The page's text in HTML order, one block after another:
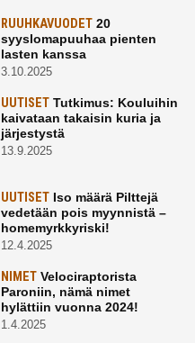
RUUHKAVUODET20
syyslomapuuhaa pienten
lasten kanssa
3.10.2025
UUTISETTutkimus: Kouluihin
kaivataan takaisin kuria ja
järjestystä
13.9.2025
UUTISETIso määrä Pilttejä
vedetään pois myynnistä –
homemyrkkyriski!
12.4.2025
NIMETVelociraptorista
Paroniin, nämä nimet
hylättiin vuonna 2024!
1.4.2025